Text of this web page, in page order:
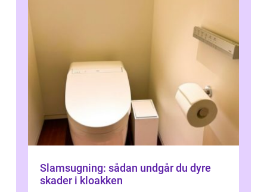
Slamsugning: sådan undgår du dyre
skader i kloakken